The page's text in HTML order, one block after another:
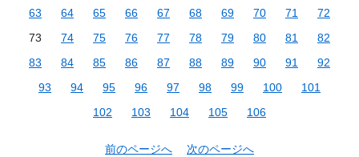
63
64 65 66 67 68 69 70 71
72
73
74 75 76 77 78 79 80 81
82
83
84 85 86 87 88 89 90 91
92
93
94 95 96 97 98 99 100
101
102
103 104 105 106
前のページへ 次のページへ